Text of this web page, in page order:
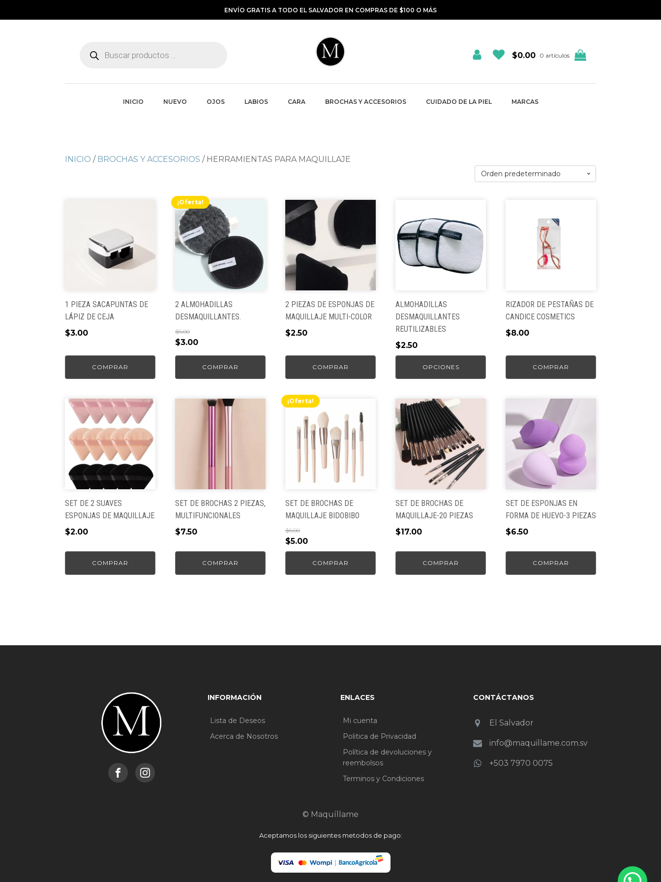
ENVÍO GRATIS A TODO EL SALVADOR EN COMPRAS DE $100 O MÁS
Búsqueda
$0.00 0 artículos
INICIO NUEVO OJOS LABIOS CARA BROCHAS Y ACCESORIOS CUIDADO DE LA PIEL MARCAS
INICIO / BROCHAS Y ACCESORIOS / HERRAMIENTAS PARA MAQUILLAJE
1 PIEZA SACAPUNTAS DE
LÁPIZ DE CEJA
$3.00
COMPRAR
¡Oferta!
2 ALMOHADILLAS
DESMAQUILLANTES.
$6.00
El
precio
original
era:
$3.00El
precio
actual
es:
COMPRAR
2 PIEZAS DE ESPONJAS DE
MAQUILLAJE MULTI-COLOR
$2.50
COMPRAR
ALMOHADILLAS
DESMAQUILLANTES
REUTILIZABLES
$2.50
OPCIONES
producto
tiene
múltiples
variantes.
Las
pueden
elegir
en
la
página
producto
RIZADOR DE PESTAÑAS DE
CANDICE COSMETICS
$8.00
COMPRAR
SET DE 2 SUAVES
ESPONJAS DE MAQUILLAJE
$2.00
COMPRAR
SET DE BROCHAS 2 PIEZAS,
MULTIFUNCIONALES
$7.50
COMPRAR
¡Oferta!
SET DE BROCHAS DE
MAQUILLAJE BIDOBIBO
$6.00
El
precio
original
era:
$5.00El
precio
actual
es:
COMPRAR
SET DE BROCHAS DE
MAQUILLAJE-20 PIEZAS
$17.00
COMPRAR
SET DE ESPONJAS EN
FORMA DE HUEVO-3 PIEZAS
$6.50
COMPRAR
INFORMACIÓN
Lista de Deseos
Acerca de Nosotros
ENLACES
Mi cuenta
Politica de Privacidad
Política de devoluciones y
reembolsos
Terminos y Condiciones
CONTÁCTANOS
El Salvador
info@maquillame.com.sv
+503 7970 0075
© Maquíllame
Aceptamos los siguientes metodos de pago: